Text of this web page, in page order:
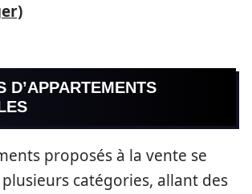
D’APPARTEMENTS
proposés à la vente se
catégories, allant des